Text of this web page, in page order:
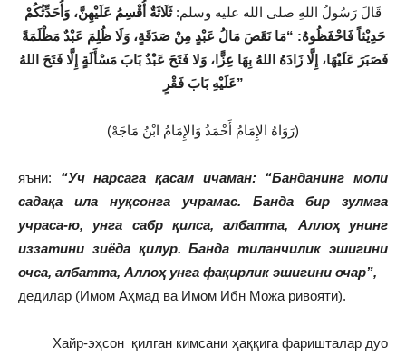
قَالَ رَسُولُ اللهِ صلى الله عليه وسلم:ثَلَاثَةٌ أُقْسِمُ عَلَيْهِنَّ، وَأُحَدِّثُكُمْ
حَدِيْثاً فَاحْفَظُوهُ: “مَا نَقَصَ مَالُ عَبْدٍ مِنْ صَدَقَةٍ، وَلَا ظُلِمَ عَبْدٌ مَظْلَمَةً
فَصَبَرَ عَلَيْهَا، إِلَّا زَادَهُ اللهُ بِهَا عِزًّا، وَلا فَتَحَ عَبْدٌ بَابَ مَسْأَلَةٍ إِلَّا فَتَحَ اللهُ
عَلَيْهِ بَابَ فَقْرٍ”
(رَوَاهُ الإِمَامُ أَحْمَدُ وَالإِمَامُ ابْنُ مَاجَهْ)
яъни: “Уч нарсага қасам ичаман: “Банданинг моли
садақа ила нуқсонга учрамас. Банда бир зулмга
учраса-ю, унга сабр қилса, албатта, Аллоҳ унинг
иззатини зиёда қилур. Банда тиланчилик эшигини
очса, албатта, Аллоҳ унга фақирлик эшигини очар”, –
дедилар (Имом Аҳмад ва Имом Ибн Можа ривояти).
Хайр-эҳсон қилган кимсани ҳаққига фаришталар дуо